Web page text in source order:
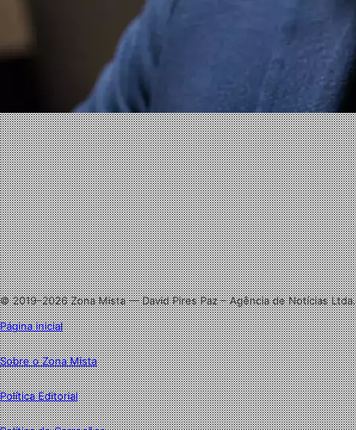
Website
Facebook
X
Linkedin
Instagram
© 2019–2026 Zona Mista — David Pires Paz – Agência de Notícias Ltda.
Página inicial
Sobre o Zona Mista
Política Editorial